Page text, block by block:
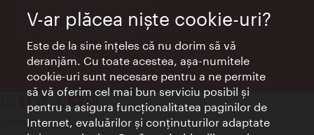
Informații non-stop
Contact
V-ar plăcea nişte cookie-uri?
Este de la sine înţeles că nu dorim să vă
deranjăm. Cu toate acestea, aşa-numitele
cookie-uri sunt necesare pentru a ne permite
să vă oferim cel mai bun serviciu posibil şi
pentru a asigura funcţionalitatea paginilor de
Internet, evaluărilor şi conţinuturilor adaptate